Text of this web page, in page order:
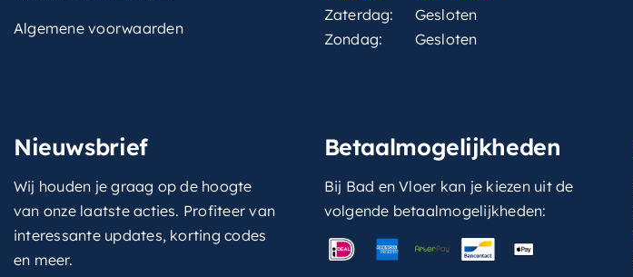
Algemene voorwaarden
Zaterdag:
Gesloten
Zondag:
Gesloten
Nieuwsbrief
Wij houden je graag op de hoogte
van onze laatste acties. Profiteer van
interessante updates, korting codes
en meer.
Betaalmogelijkheden
Bij Bad en Vloer kan je kiezen uit de
volgende betaalmogelijkheden: